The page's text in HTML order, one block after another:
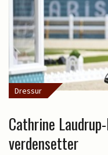
Dressur
Cathrine
verdensetter